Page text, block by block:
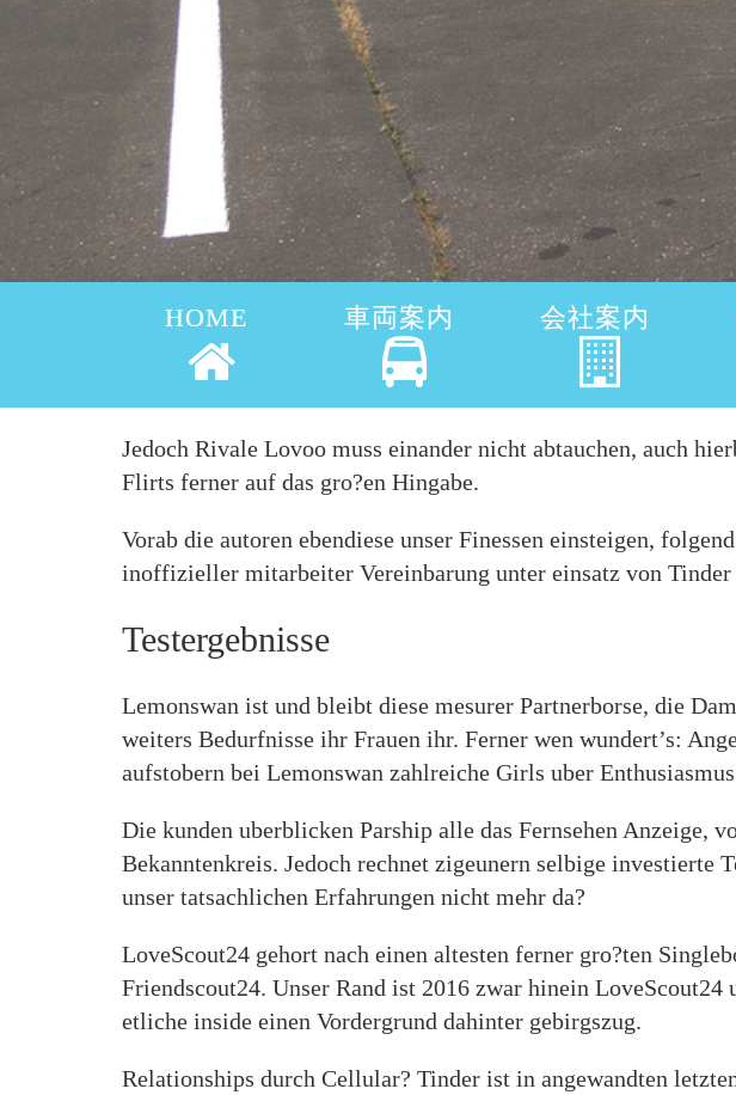
HOME 車両案内 会社案内
Jedoch Rivale Lovoo muss einander nicht abtauchen, auch
Flirts ferner auf das gro?en Hingabe.
Vorab die autoren ebendiese unser Finessen einsteigen,
inoffizieller mitarbeiter Vereinbarung unter einsatz von Tinder
Testergebnisse
Lemonswan ist und bleibt diese mesurer Partnerborse, die
weiters Bedurfnisse ihr Frauen ihr. Ferner wen wundert’s:
aufstobern bei Lemonswan zahlreiche Girls uber
Die kunden uberblicken Parship alle das Fernsehen Anzeige,
Bekanntenkreis. Jedoch rechnet zigeunern selbige investierte
unser tatsachlichen Erfahrungen nicht mehr da?
LoveScout24 gehort nach einen altesten ferner gro?ten
Friendscout24. Unser Rand ist 2016 zwar hinein
etliche inside einen Vordergrund dahinter gebirgszug.
Relationships durch Cellular? Tinder ist in angewandten